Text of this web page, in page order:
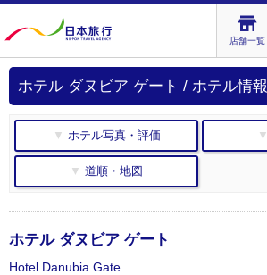
店舗一覧
ホテル ダヌビア ゲート / ホテル情報
▼ ホテル写真・評価
▼ 道順・地図
ホテル ダヌビア ゲート
Hotel Danubia Gate